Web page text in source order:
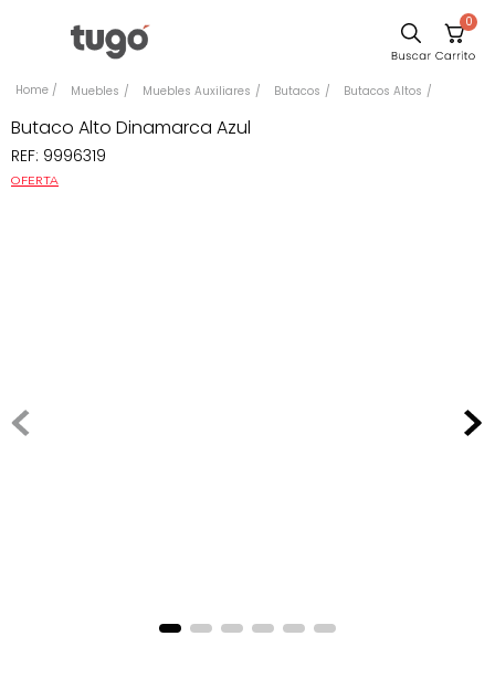
0
Muebles Muebles Auxiliares Butacos Butacos Altos
Butaco Alto Dinamarca Azul
REF: 9996319
OFERTA
Comedor
Silla